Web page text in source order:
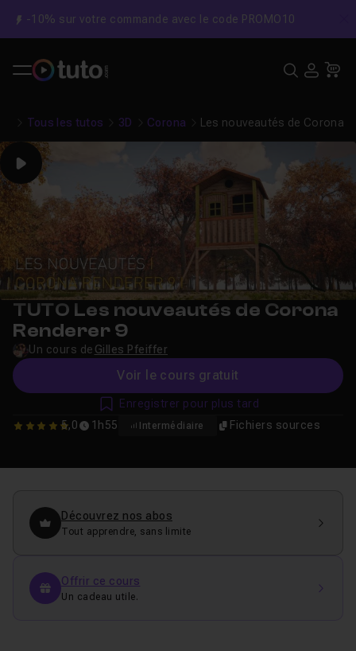
-10% sur votre commande avec le code PROMO10
Tous les tutos 3D Corona Les nouveautés de Corona
Play
TUTO Les nouveautés de Corona
Renderer 9
Un cours de Gilles Pfeiffer
Voir le cours gratuit
5 5,0 1h55 Intermédiaire Fichiers sources
Enregistrer pour plus tard
Découvrez nos abos
Tout apprendre, sans limite
Offrir ce cours
Un cadeau utile.